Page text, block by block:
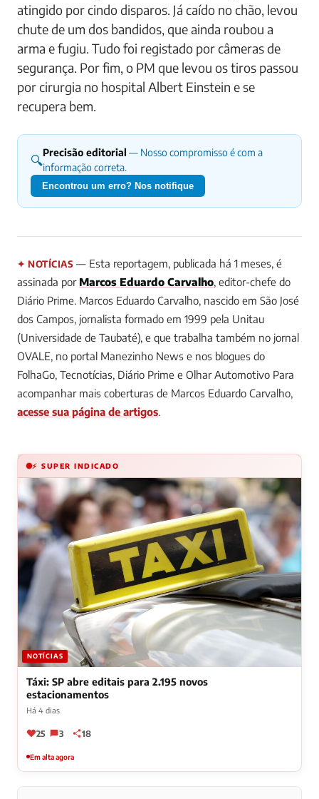
atingido por cindo disparos. Já caído no chão, levou
chute de um dos bandidos, que ainda roubou a
arma e fugiu. Tudo foi registado por câmeras de
segurança. Por fim, o PM que levou os tiros passou
por cirurgia no hospital Albert Einstein e se
recupera bem.
🔍Precisão editorial — Nosso compromisso é com a
informação correta.
Encontrou um erro? Nos notifique
✦ NOTÍCIAS — Esta reportagem, publicada há 1 meses, é
assinada por Marcos Eduardo Carvalho, editor-chefe do
Diário Prime. Marcos Eduardo Carvalho, nascido em São José
dos Campos, jornalista formado em 1999 pela Unitau
(Universidade de Taubaté), e que trabalha também no jornal
OVALE, no portal Manezinho News e nos blogues do
FolhaGo, Tecnotícias, Diário Prime e Olhar Automotivo Para
acompanhar mais coberturas de Marcos Eduardo Carvalho,
acesse sua página de artigos.
⚡ SUPER INDICADO
NOTÍCIAS
Táxi: SP abre editais para 2.195 novos
estacionamentos
Há 4 dias
25 3 18
Em alta agora